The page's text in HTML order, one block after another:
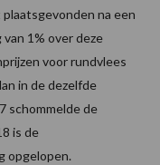
na een
1% over deze
voor rundvlees
in de dezelfde
schommelde de
is de
opgelopen.